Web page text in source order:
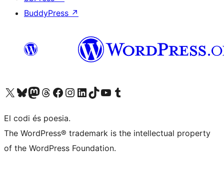
BuddyPress ↗
Visiteu el nostre compte X (abans Twitter)
Visiteu el nostre compte de Bluesky
Visiteu el nostre compte al Mastodon
Visiteu el nostre compte de Threads
Visiteu la nostra pàgina al Facebook
Visiteu el nostre compte d'Instagram
Visiteu el nostre compte de LinkedIn
Visiteu el nostre compte de TikTok
Visiteu el nostre canal al YouTube
Visiteu el nostre compte de Tumblr
El codi és poesia.
The WordPress® trademark is the intellectual property
of the WordPress Foundation.